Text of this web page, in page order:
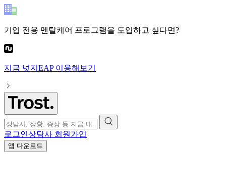
기업 전용 멘탈케어 프로그램을 도입하고 싶다면?
지금 넛지EAP이용해보기
로그인상담사 회원가입
앱 다운로드